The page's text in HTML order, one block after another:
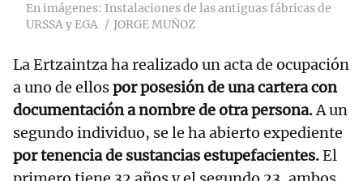
En imágenes: Instalaciones de las antiguas fábricas de
URSSA y EGA
JORGE MUÑOZ
La Ertzaintza ha realizado un acta de ocupación
a uno de ellospor posesión de una cartera con
documentación a nombre de otra persona.A un
segundo individuo, se le ha abierto expediente
por tenencia de sustancias estupefacientes.El